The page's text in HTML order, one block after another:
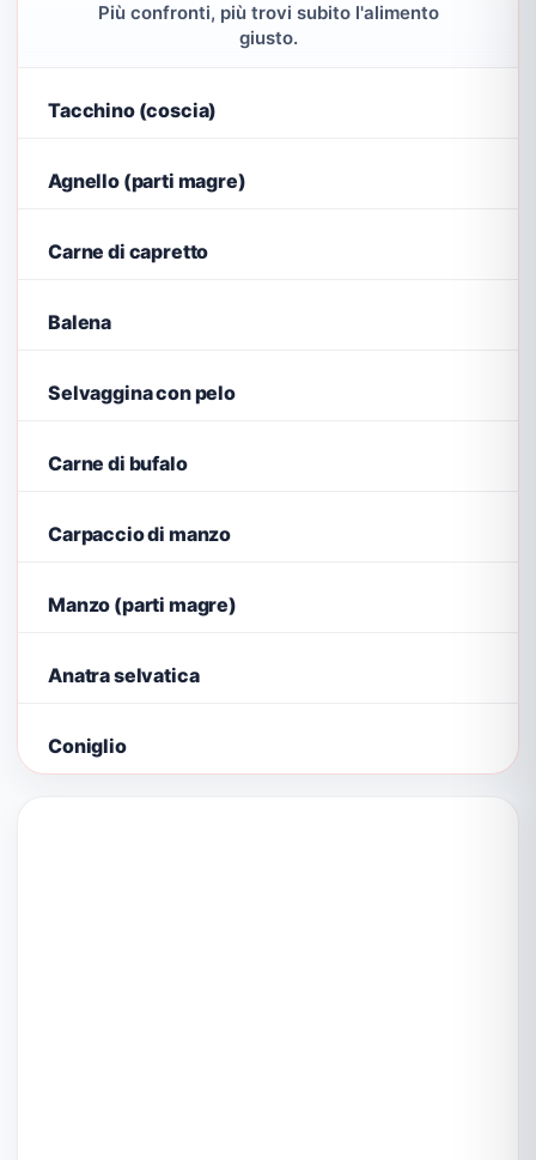
Più confronti, più trovi subito l'alimento
giusto.
Tacchino (coscia)
Agnello (parti magre)
Carne di capretto
Balena
Selvaggina con pelo
Carne di bufalo
Carpaccio di manzo
Manzo (parti magre)
Anatra selvatica
Coniglio